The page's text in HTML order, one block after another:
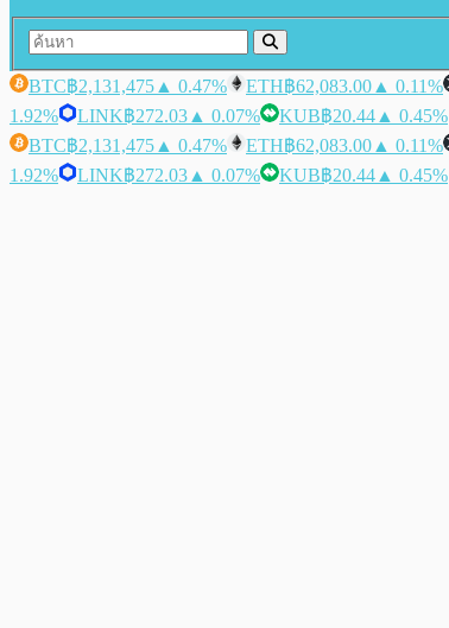
BTC฿2,131,475 ▲ 0.47% ETH฿62,083.00 ▲ 0.11%
1.92%
LINK฿272.03 ▲ 0.07% KUB฿20.44 ▲ 0.45%
BTC฿2,131,475 ▲ 0.47% ETH฿62,083.00 ▲ 0.11%
1.92%
LINK฿272.03 ▲ 0.07% KUB฿20.44 ▲ 0.45%